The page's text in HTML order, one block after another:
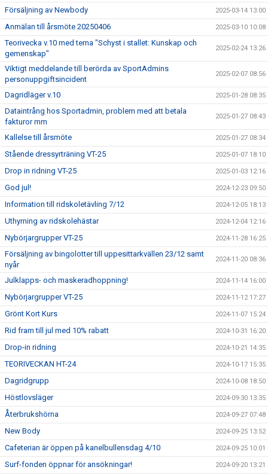
Försäljning av Newbody 2025-03-14 13:00
Anmälan till årsmöte 20250406 2025-03-10 10:08
Teorivecka v.10 med tema "Schyst i stallet: Kunskap och
gemenskap"
2025-02-24 13:26
Viktigt meddelande till berörda av SportAdmins
personuppgiftsincident
2025-02-07 08:56
Dagridläger v.10 2025-01-28 08:35
Dataintrång hos Sportadmin, problem med att betala
fakturor mm
2025-01-27 08:43
Kallelse till årsmöte 2025-01-27 08:34
Stående dressyrträning VT-25 2025-01-07 18:10
Drop in ridning VT-25 2025-01-03 12:16
God jul! 2024-12-23 09:50
Information till ridskoletävling 7/12 2024-12-05 18:13
Uthyrning av ridskolehästar 2024-12-04 12:16
Nybörjargrupper VT-25 2024-11-28 16:25
Försäljning av bingolotter till uppesittarkvällen 23/12 samt
nyår
2024-11-20 08:36
Julklapps- och maskeradhoppning! 2024-11-14 16:00
Nybörjargrupper VT-25 2024-11-12 17:27
Grönt Kort Kurs 2024-11-07 15:24
Rid fram till jul med 10% rabatt 2024-10-31 16:20
Drop-in ridning 2024-10-21 14:35
TEORIVECKAN HT-24 2024-10-17 15:35
Dagridgrupp 2024-10-08 18:50
Höstlovsläger 2024-09-30 13:35
Återbrukshörna 2024-09-27 07:48
New Body 2024-09-25 13:52
Cafeterian är öppen på kanelbullensdag 4/10 2024-09-25 10:01
Surf-fonden öppnar för ansökningar! 2024-09-20 13:21